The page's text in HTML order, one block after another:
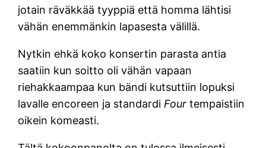
jotain räväkkää tyyppiä että homma lähtisi
vähän enemmänkin lapasesta välillä.
Nytkin ehkä koko konsertin parasta antia
saatiin kun soitto oli vähän vapaan
riehakkaampaa kun bändi kutsuttiin lopuksi
lavalle encoreen ja standardi Fourtempaistiin
oikein komeasti.